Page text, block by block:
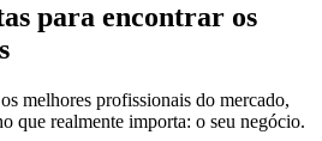
para encontrar os
melhores profissionais do mercado,
que realmente importa: o seu negócio.